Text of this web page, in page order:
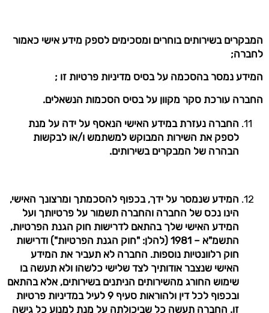
המבקרים בשירותים בוחרים ומסכימים לספק מידע אישי כאמור
לחברה;
המידע נמסר בהסכמה על בסיס מדיניות פרטיות זו ;
החברה עורכת סקר מקוון על בסיס הסכמות הנשאלים.
החברה נעזרת במידע האישי הנאסף על ידה על מנת
לספק את השירות המבוקש למשתמש ו/או לבקשות
הבהרה של המבקרים בשירותים.
המידע שנמסר על ידך, בכפוף להסכמתך ומרצונך האישי,
הינו נכס של החברה והחברה תשמור על פרטיותך ועל
המידע האישי שלך בהתאם לדרישות חוק הגנת הפרטיות,
התשמ"א – 1981 (להלן: "חוק הגנת הפרטיות") ודרישות
חוק רלוונטיות נוספות. החברה לא תעביר את המידע
האישי שנצבר אודותיך לצד שלישי כלשהו ולא תעשה בו
שימוש החורג מהשירותים הניתנים בשירותים, אלא בהתאם
ובכפוף לכל דין ולהוראות סעיף 9 לעיל במדיניות פרטיות
זו. החברה תעשה כל שביכולתה על מנת למנוע כל גישה